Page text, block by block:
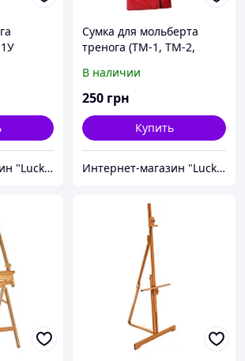
Интернет-магазин "Lucky-MD"
Сумка для мольберта
тренога (ТМ-1, ТМ-2,
В наличии
250 грн
Купить
Интернет-магазин "Lucky-MD"